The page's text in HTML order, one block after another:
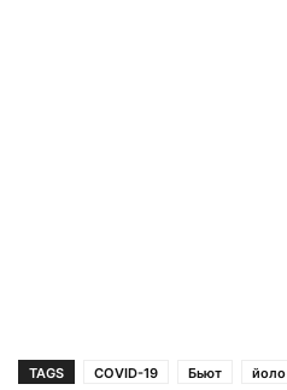
TAGS COVID-19 Бьют йоло